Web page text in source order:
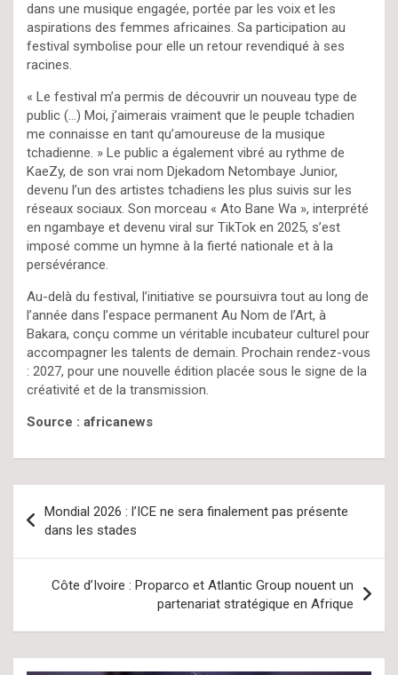
dans une musique engagée, portée par les voix et les
aspirations des femmes africaines. Sa participation au
festival symbolise pour elle un retour revendiqué à ses
racines.
« Le festival m’a permis de découvrir un nouveau type de
public (…) Moi, j’aimerais vraiment que le peuple tchadien
me connaisse en tant qu’amoureuse de la musique
tchadienne. » Le public a également vibré au rythme de
KaeZy, de son vrai nom Djekadom Netombaye Junior,
devenu l’un des artistes tchadiens les plus suivis sur les
réseaux sociaux. Son morceau « Ato Bane Wa », interprété
en ngambaye et devenu viral sur TikTok en 2025, s’est
imposé comme un hymne à la fierté nationale et à la
persévérance.
Au-delà du festival, l’initiative se poursuivra tout au long de
l’année dans l’espace permanent Au Nom de l’Art, à
Bakara, conçu comme un véritable incubateur culturel pour
accompagner les talents de demain. Prochain rendez-vous
: 2027, pour une nouvelle édition placée sous le signe de la
créativité et de la transmission.
Source : africanews
de
l’article
Mondial 2026 : l’ICE ne sera finalement pas présente
dans les stades
Côte d’Ivoire : Proparco et Atlantic Group nouent un
partenariat stratégique en Afrique